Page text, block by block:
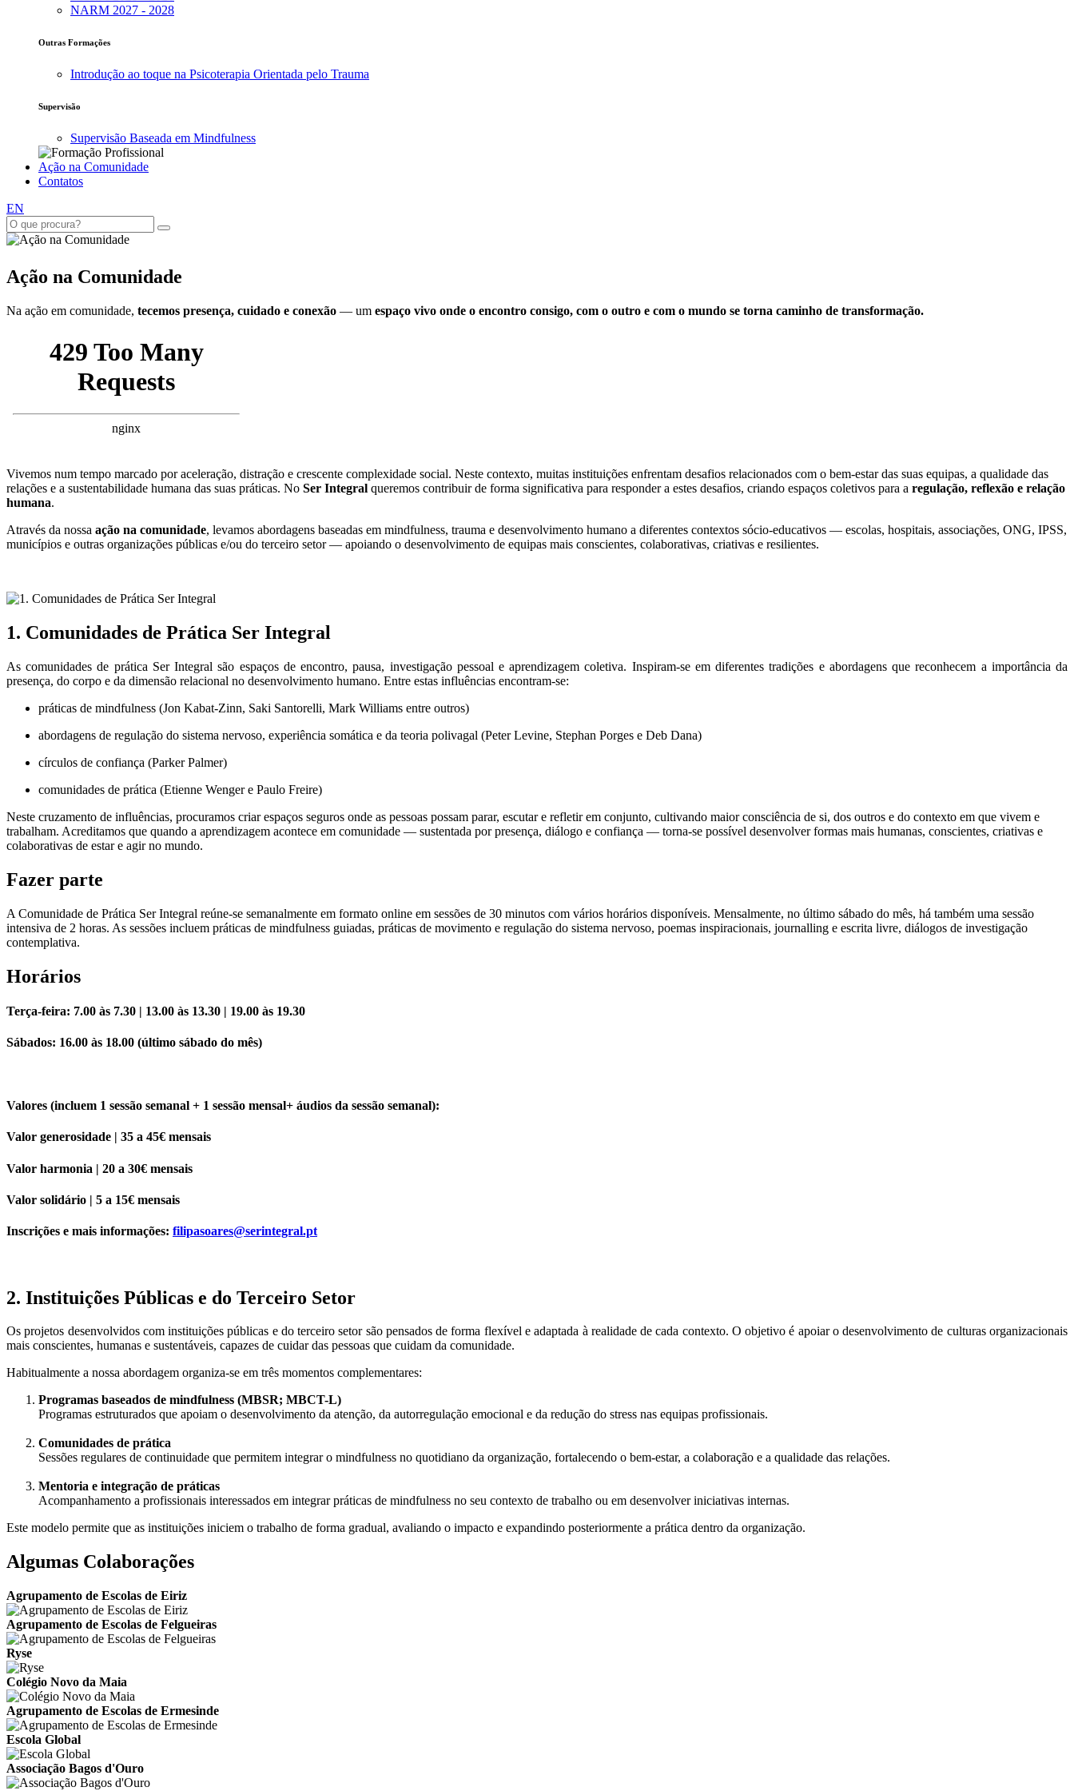
NARM 2027 - 2028
Outras Formações
Introdução ao toque na Psicoterapia Orientada pelo Trauma
Supervisão
Supervisão Baseada em Mindfulness
Ação na Comunidade
Contatos
EN
Ação na Comunidade
Na ação em comunidade, tecemos presença, cuidado e conexão — um espaço vivo onde o encontro consigo, com o outro e com o mundo se torna caminho de transformação.
Vivemos num tempo marcado por aceleração, distração e crescente complexidade social. Neste contexto, muitas instituições enfrentam desafios relacionados com o bem-estar das suas equipas, a qualidade das
relações e a sustentabilidade humana das suas práticas. No Ser Integral queremos contribuir de forma significativa para responder a estes desafios, criando espaços coletivos para a regulação, reflexão e relação
humana.
Através da nossa ação na comunidade, levamos abordagens baseadas em mindfulness, trauma e desenvolvimento humano a diferentes contextos sócio-educativos — escolas, hospitais, associações, ONG, IPSS,
municípios e outras organizações públicas e/ou do terceiro setor — apoiando o desenvolvimento de equipas mais conscientes, colaborativas, criativas e resilientes.
1. Comunidades de Prática Ser Integral
As comunidades de prática Ser Integral são espaços de encontro, pausa, investigação pessoal e aprendizagem coletiva. Inspiram-se em diferentes tradições e abordagens que reconhecem a importância da
presença, do corpo e da dimensão relacional no desenvolvimento humano. Entre estas influências encontram-se:
práticas de mindfulness (Jon Kabat-Zinn, Saki Santorelli, Mark Williams entre outros)
abordagens de regulação do sistema nervoso, experiência somática e da teoria polivagal (Peter Levine, Stephan Porges e Deb Dana)
círculos de confiança (Parker Palmer)
comunidades de prática (Etienne Wenger e Paulo Freire)
Neste cruzamento de influências, procuramos criar espaços seguros onde as pessoas possam parar, escutar e refletir em conjunto, cultivando maior consciência de si, dos outros e do contexto em que vivem e
trabalham. Acreditamos que quando a aprendizagem acontece em comunidade — sustentada por presença, diálogo e confiança — torna-se possível desenvolver formas mais humanas, conscientes, criativas e
colaborativas de estar e agir no mundo.
Fazer parte
A Comunidade de Prática Ser Integral reúne-se semanalmente em formato online em sessões de 30 minutos com vários horários disponíveis. Mensalmente, no último sábado do mês, há também uma sessão
intensiva de 2 horas. As sessões incluem práticas de mindfulness guiadas, práticas de movimento e regulação do sistema nervoso, poemas inspiracionais, journalling e escrita livre, diálogos de investigação
contemplativa.
Horários
Terça-feira: 7.00 às 7.30 | 13.00 às 13.30 | 19.00 às 19.30
Sábados: 16.00 às 18.00 (último sábado do mês)
Valores (incluem 1 sessão semanal + 1 sessão mensal+ áudios da sessão semanal):
Valor generosidade | 35 a 45€ mensais
Valor harmonia | 20 a 30€ mensais
Valor solidário | 5 a 15€ mensais
Inscrições e mais informações: filipasoares@serintegral.pt
2. Instituições Públicas e do Terceiro Setor
Os projetos desenvolvidos com instituições públicas e do terceiro setor são pensados de forma flexível e adaptada à realidade de cada contexto. O objetivo é apoiar o desenvolvimento de culturas organizacionais
mais conscientes, humanas e sustentáveis, capazes de cuidar das pessoas que cuidam da comunidade.
Habitualmente a nossa abordagem organiza-se em três momentos complementares:
Programas baseados de mindfulness (MBSR; MBCT-L)
Programas estruturados que apoiam o desenvolvimento da atenção, da autorregulação emocional e da redução do stress nas equipas profissionais.
Comunidades de prática
Sessões regulares de continuidade que permitem integrar o mindfulness no quotidiano da organização, fortalecendo o bem-estar, a colaboração e a qualidade das relações.
Mentoria e integração de práticas
Acompanhamento a profissionais interessados em integrar práticas de mindfulness no seu contexto de trabalho ou em desenvolver iniciativas internas.
Este modelo permite que as instituições iniciem o trabalho de forma gradual, avaliando o impacto e expandindo posteriormente a prática dentro da organização.
Algumas Colaborações
Agrupamento de Escolas de Eiriz
Agrupamento de Escolas de Felgueiras
Ryse
Colégio Novo da Maia
Agrupamento de Escolas de Ermesinde
Escola Global
Associação Bagos d'Ouro